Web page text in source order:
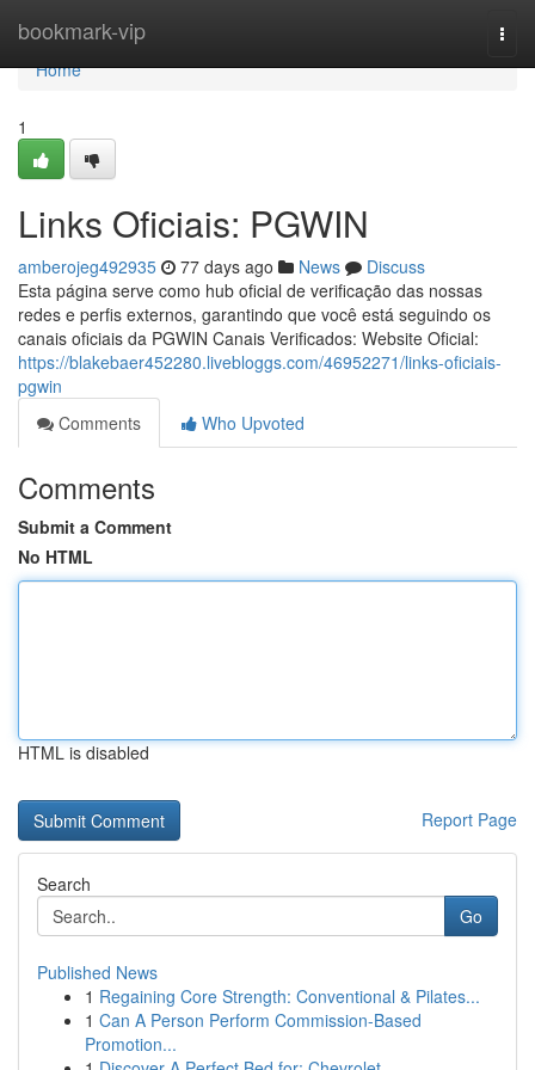
bookmark-vip
Home
Home
1
Links Oficiais: PGWIN
amberojeg492935 77 days ago News
Discuss
Esta página serve como hub oficial de verificação das nossas
redes e perfis externos, garantindo que você está seguindo os
canais oficiais da PGWIN Canais Verificados: Website Oficial:
https://blakebaer452280.livebloggs.com/46952271/links-oficiais-
pgwin
Comments
Who Upvoted
Comments
Submit a Comment
No HTML
HTML is disabled
Report Page
Search
Go
Published News
1 Regaining Core Strength: Conventional & Pilates...
1 Can A Person Perform Commission-Based
Promotion...